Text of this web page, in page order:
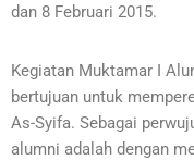
dan 8 Februari 2015.
Kegiatan Muktamar I
bertujuan untuk
As-Syifa. Sebagai
alumni adalah dengan